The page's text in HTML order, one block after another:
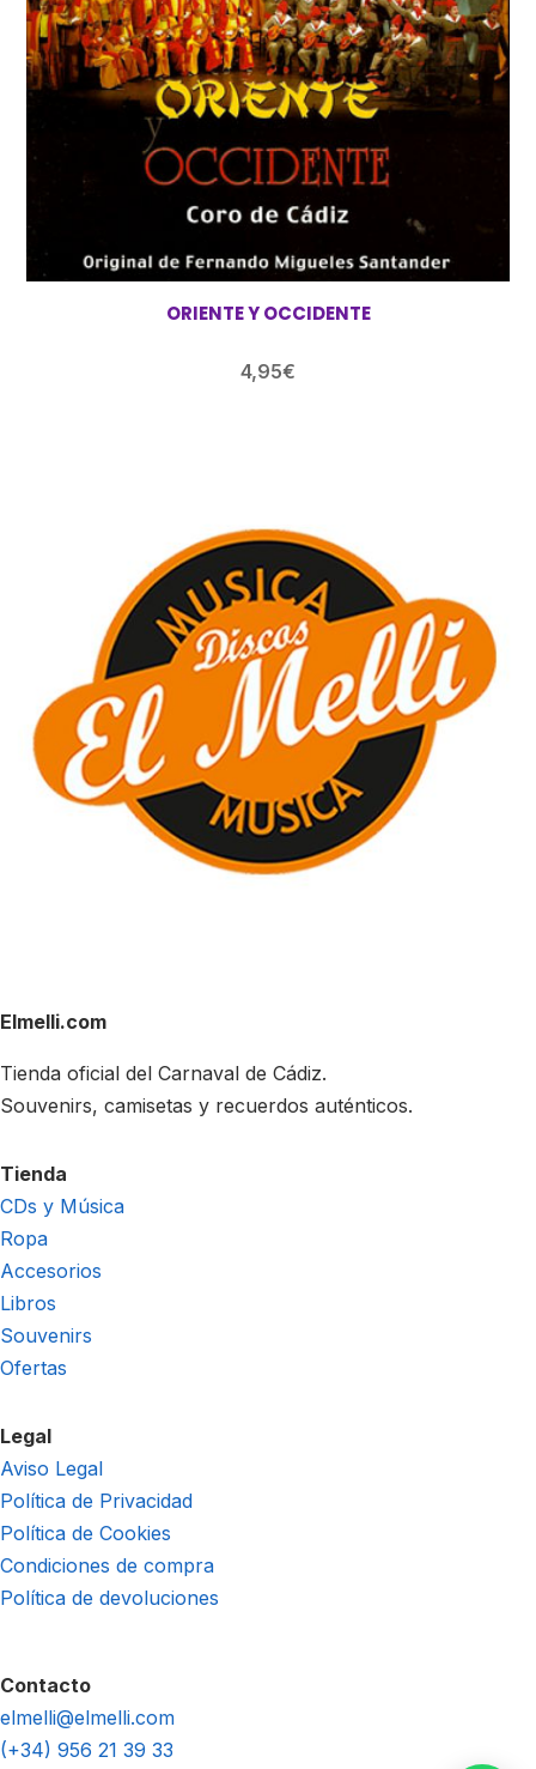
ORIENTE Y OCCIDENTE
4,95€
Elmelli.com
Tienda oficial del Carnaval de Cádiz.
Souvenirs, camisetas y recuerdos auténticos.
Tienda
CDs y Música
Ropa
Accesorios
Libros
Souvenirs
Ofertas
Legal
Aviso Legal
Política de Privacidad
Política de Cookies
Condiciones de compra
Política de devoluciones
Contacto
elmelli@elmelli.com
(+34) 956 21 39 33